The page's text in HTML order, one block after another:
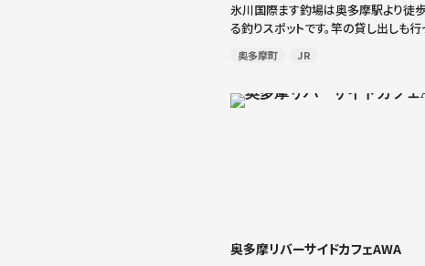
氷川国際ます釣場は奥多摩駅より徒
る釣りスポットです。竿の貸し出しも行
ので手ぶらで訪れても大丈夫。「近くて、
安全」をモットーに、お子様からお年寄
[…]
奥多摩町 JR
奥多摩リバーサイドカフェAWA